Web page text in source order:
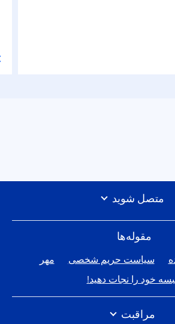
مقوله‌ها
سیاست حریم شخصی
مهر
خود را نجات دهید!
مراقبت
متصل شوید